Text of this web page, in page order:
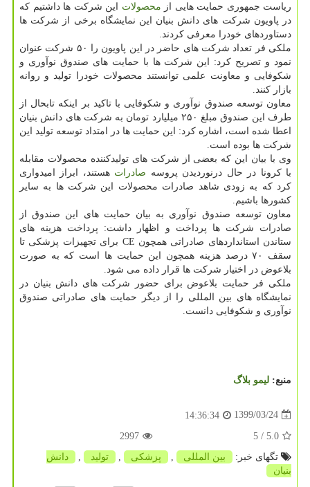
ریاست جمهوری حمایت هایی از محصولات این شرکت ها داشتیم که
در پاویون شرکت های دانش بنیان این نمایشگاه برخی از شرکت ها
دستاوردهای خودرا معرفی کردند.
ملکی فر تعداد شرکت های حاضر در این پاویون را ۵۰ شرکت عنوان
نمود و تصریح کرد: این شرکت ها با حمایت های صندوق نوآوری و
شکوفایی و معاونت علمی توانستند محصولات خودرا تولید و روانه
بازار کنند.
معاون توسعه صندوق نوآوری و شکوفایی با تاکید بر اینکه تابحال از
طرف این صندوق مبلغ ۲۵۰ میلیارد تومان به شرکت های دانش بنیان
اعطا شده است، اشاره کرد: این حمایت ها در امتداد توسعه تولید این
شرکت ها بوده است.
وی با بیان این که بعضی از شرکت های تولیدکننده محصولات مقابله
با کرونا در حال درنوردیدن پروسه صادرات هستند، ابراز امیدواری
کرد که به زودی شاهد صادرات محصولات این شرکت ها به سایر
کشورها باشیم.
معاون توسعه صندوق نوآوری به بیان حمایت های این صندوق از
صادرات شرکت ها پرداخت و اظهار داشت: پرداخت هزینه های
ستاندن استانداردهای صادراتی همچون CE برای تجهیزات پزشکی تا
سقف ۷۰ درصد هزینه همچون این حمایت ها است که به صورت
بلاعوض در اختیار شرکت ها قرار داده می شود.
ملکی فر حمایت بلاعوض برای حضور شرکت های دانش بنیان در
نمایشگاه های بین المللی را از دیگر حمایت های صادراتی صندوق
نوآوری و شکوفایی دانست.
منبع: لیمو بلاگ
1399/03/24
14:36:34
5.0
/ 5
2997
تگهای خبر:
بین المللی پزشكی تولید
دانش
بنیان